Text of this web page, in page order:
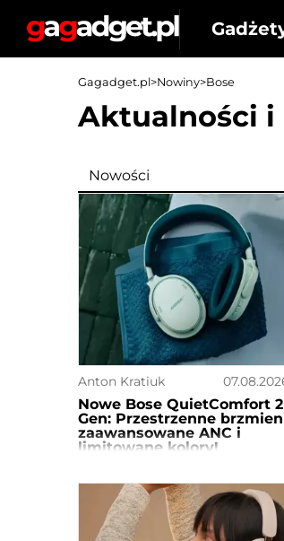
Gagadget.pl>Nowiny>Bose
Aktualności i
Nowości
Anton Kratiuk
Nowe Bose QuietComfort
Gen: Przestrzenne
zaawansowane ANC i
limitowane kolory!